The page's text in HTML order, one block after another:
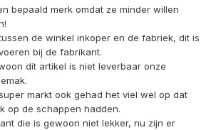
bepaald merk omdat ze minder willen
de winkel inkoper en de fabriek, dit is
bij de fabrikant.
dit artikel is niet leverbaar onze
markt ook gehad het viel wel op dat
op de schappen hadden.
die is gewoon niet lekker, nu zijn er